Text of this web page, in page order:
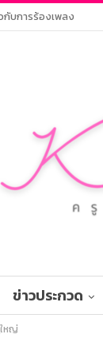
กับการร้องเพลง
ข่าวประกวด
หญ่